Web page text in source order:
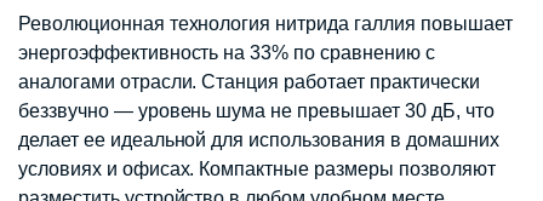
Революционная технология нитрида галлия повышает
энергоэффективность на 33% по сравнению с
аналогами отрасли. Станция работает практически
беззвучно — уровень шума не превышает 30 дБ, что
делает ее идеальной для использования в домашних
условиях и офисах. Компактные размеры позволяют